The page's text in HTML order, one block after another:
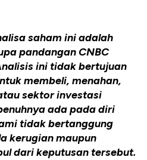
saham ini adalah
pandangan CNBC
ini tidak bertujuan
membeli, menahan,
sektor investasi
ada pada diri
tidak bertanggung
kerugian maupun
dari keputusan tersebut.